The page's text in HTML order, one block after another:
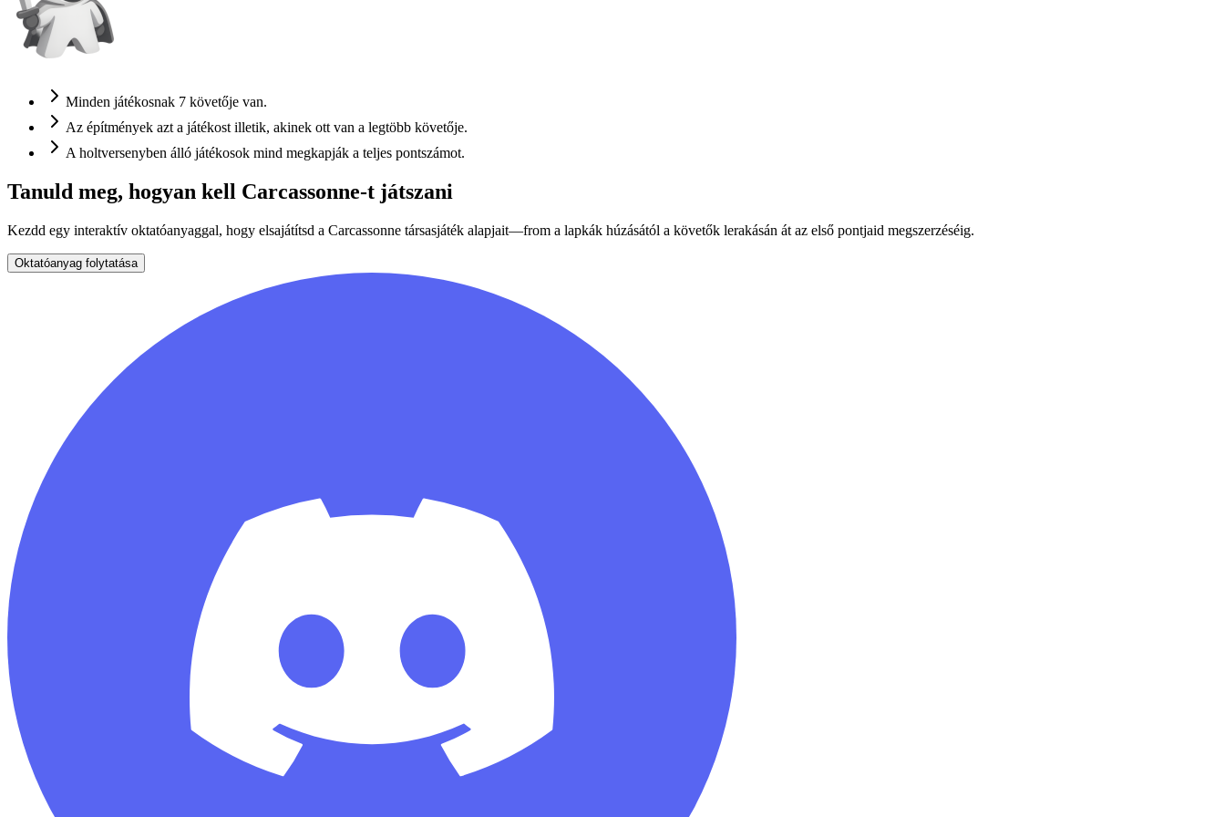
Minden játékosnak 7 követője van.
Az építmények azt a játékost illetik, akinek ott van a legtöbb követője.
A holtversenyben álló játékosok mind megkapják a teljes pontszámot.
Tanuld meg, hogyan kell Carcassonne-t játszani
Kezdd egy interaktív oktatóanyaggal, hogy elsajátítsd a Carcassonne társasjáték alapjait—from a lapkák húzásától a követők lerakásán át az első pontjaid megszerzéséig.
Oktatóanyag folytatása